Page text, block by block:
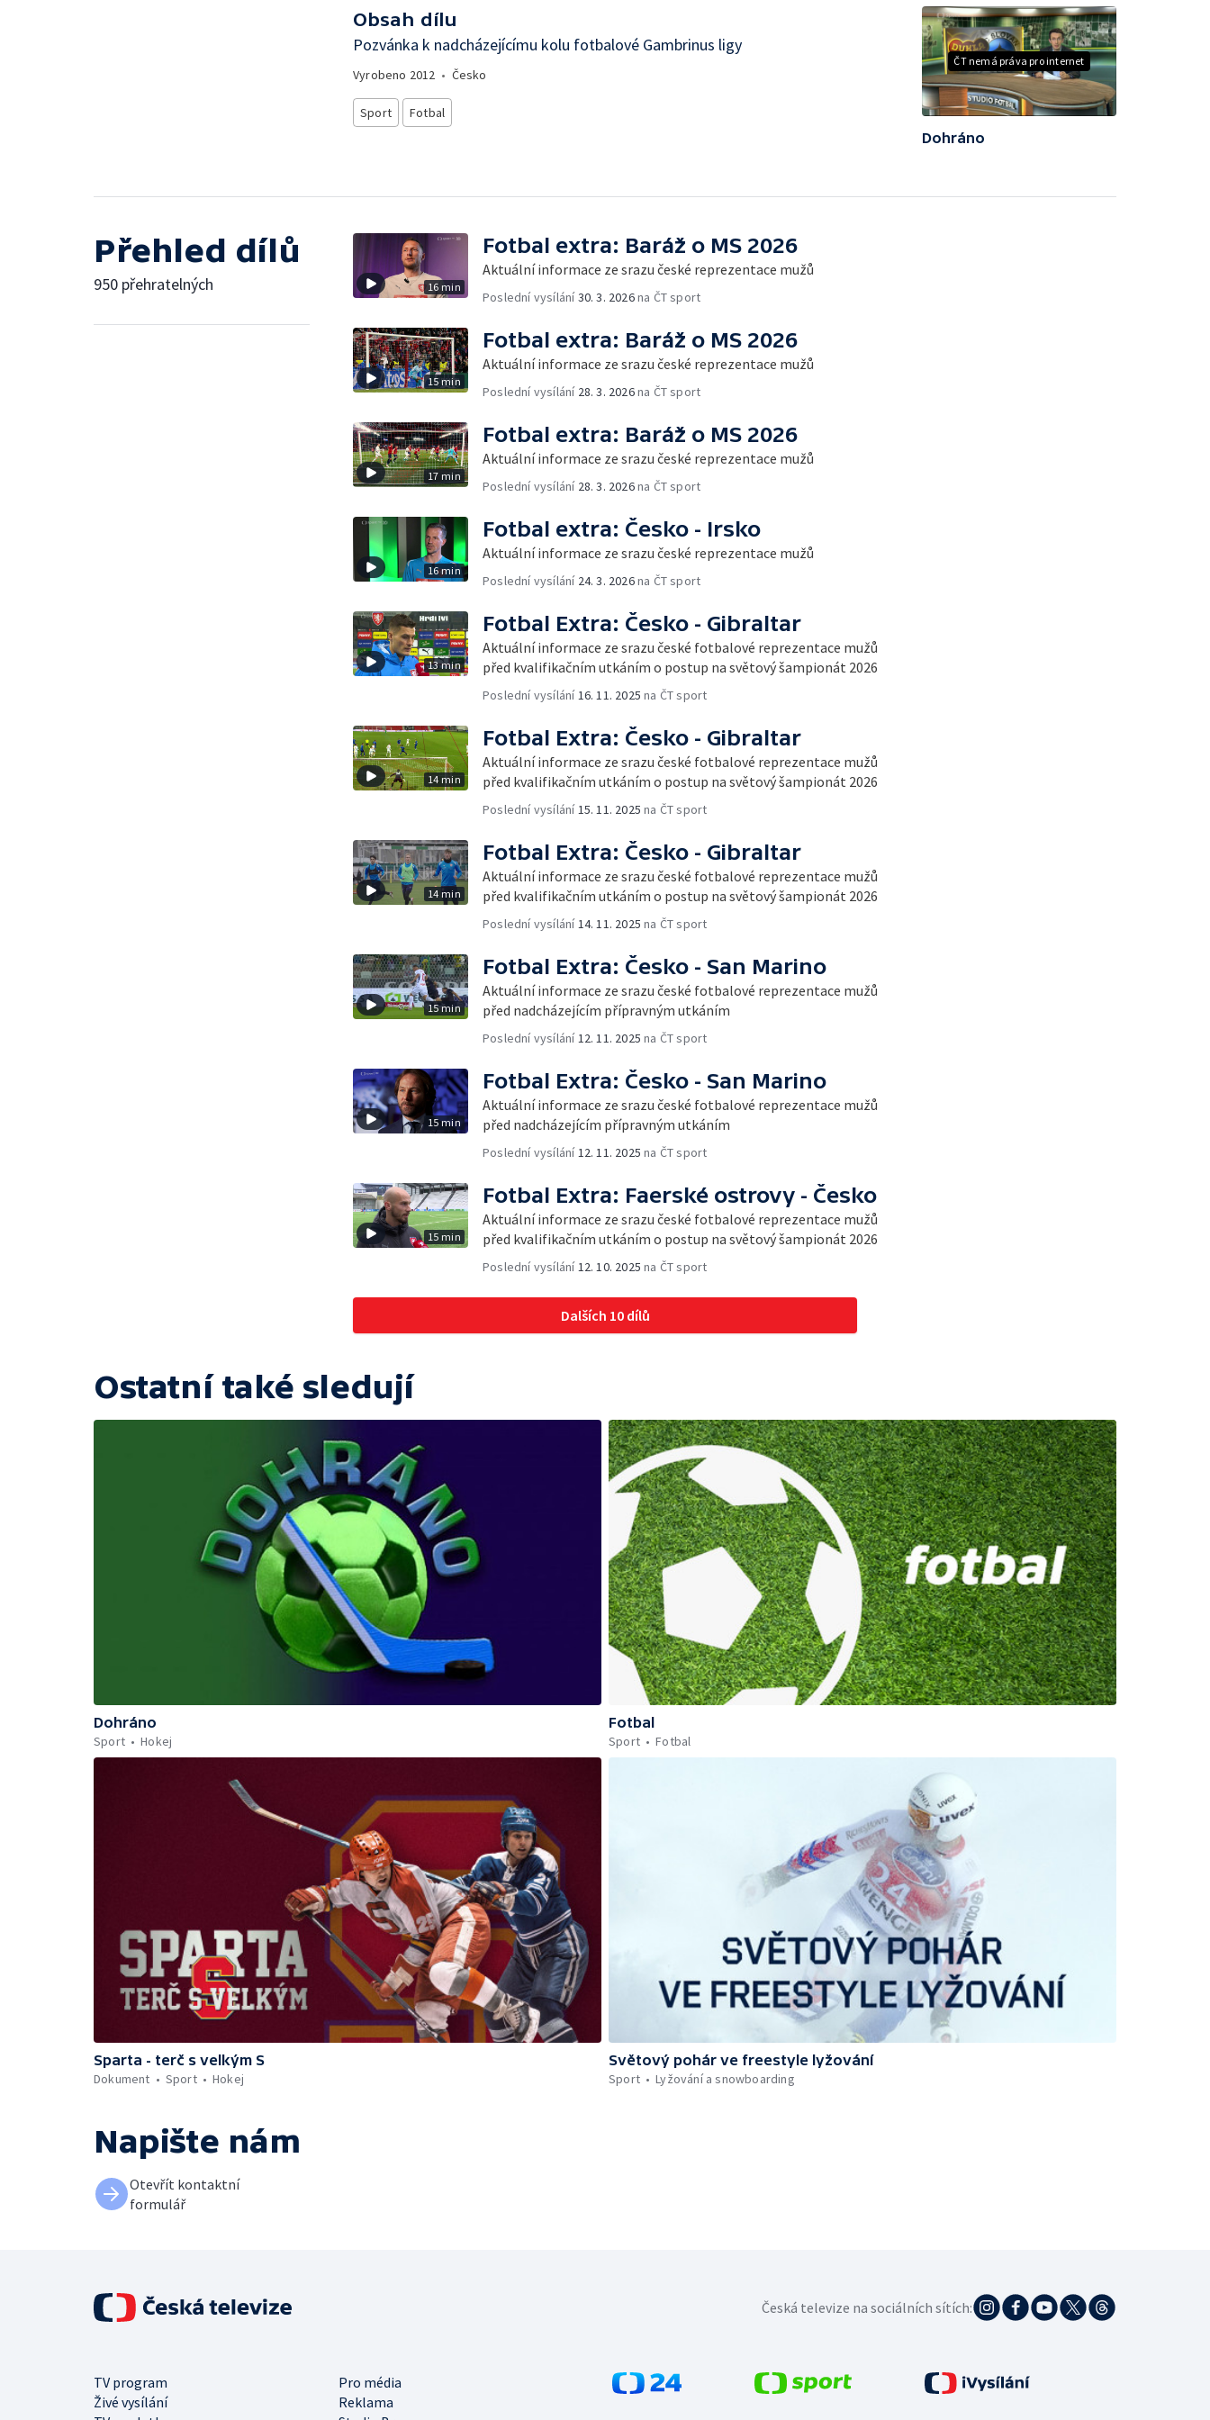
Obsah dílu
Pozvánka k nadcházejícímu kolu fotbalové Gambrinus ligy
Vyrobeno 2012 • Česko
Sport Fotbal
ČT nemá práva pro internet
Dohráno
Přehled dílů
950 přehratelných 16 min
Fotbal extra: Baráž o MS 2026
Aktuální informace ze srazu české reprezentace mužů
Poslední vysílání30. 3. 2026na ČT sport
15 min
Fotbal extra: Baráž o MS 2026
Aktuální informace ze srazu české reprezentace mužů
Poslední vysílání 28. 3. 2026na ČT sport
17 min
Fotbal extra: Baráž o MS 2026
Aktuální informace ze srazu české reprezentace mužů
Poslední vysílání 28. 3. 2026na ČT sport
16 min
Fotbal extra: Česko - Irsko
Aktuální informace ze srazu české reprezentace mužů
Poslední vysílání 24. 3. 2026na ČT sport
13 min
Fotbal Extra: Česko - Gibraltar
Aktuální informace ze srazu české fotbalové reprezentace mužů
před kvalifikačním utkáním o postup na světový šampionát 2026
Poslední vysílání 16. 11. 2025 na ČT sport
14 min
Fotbal Extra: Česko - Gibraltar
Aktuální informace ze srazu české fotbalové reprezentace mužů
před kvalifikačním utkáním o postup na světový šampionát 2026
Poslední vysílání 15. 11. 2025 na ČT sport
14 min
Fotbal Extra: Česko - Gibraltar
Aktuální informace ze srazu české fotbalové reprezentace mužů
před kvalifikačním utkáním o postup na světový šampionát 2026
Poslední vysílání 14. 11. 2025 na ČT sport
15 min
Fotbal Extra: Česko - San Marino
Aktuální informace ze srazu české fotbalové reprezentace mužů
před nadcházejícím přípravným utkáním
Poslední vysílání 12. 11. 2025 na ČT sport
15 min
Fotbal Extra: Česko - San Marino
Aktuální informace ze srazu české fotbalové reprezentace mužů
před nadcházejícím přípravným utkáním
Poslední vysílání 12. 11. 2025 na ČT sport
15 min
Fotbal Extra: Faerské ostrovy - Česko
Aktuální informace ze srazu české fotbalové reprezentace mužů
před kvalifikačním utkáním o postup na světový šampionát 2026
Poslední vysílání 12. 10. 2025 na ČT sport
Dalších 10 dílů
Ostatní také sledují
Dohráno
Sport
Hokej
Fotbal
Sport
Fotbal
Sparta - terč s velkým S
Dokument
Sport Hokej
Světový pohár ve freestyle lyžování
Sport
Lyžování a snowboarding
Napište nám
Otevřít kontaktní
formulář
TV program
Pro média
Živé vysílání
Reklama
Česká televize na sociálních sítích: